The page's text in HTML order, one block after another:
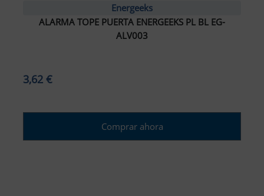
Energeeks
ALARMA TOPE PUERTA ENERGEEKS PL BL EG-
ALV003
3,62 €
Comprar ahora